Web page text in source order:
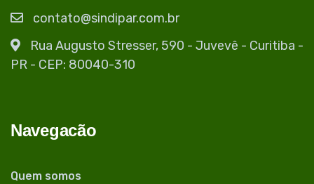
contato@sindipar.com.br
Rua Augusto Stresser, 590 - Juvevê - Curitiba -
PR - CEP: 80040-310
Navegacão
Quem somos